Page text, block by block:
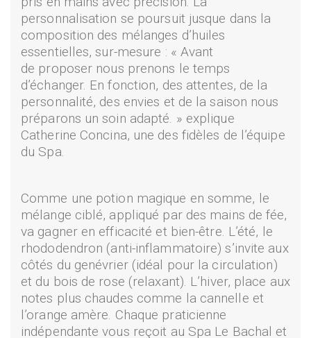
personnalisation se poursuit jusque dans la
composition des mélanges d’huiles
essentielles, sur-mesure : « Avant
de proposer nous prenons le temps
d’échanger. En fonction, des attentes, de la
personnalité, des envies et de la saison nous
préparons un soin adapté. » explique
Catherine Concina, une des fidèles de l’équipe
du Spa.
Comme une potion magique en somme, le
mélange ciblé, appliqué par des mains de fée,
va gagner en efficacité et bien-être. L’été, le
rhododendron (anti-inflammatoire) s’invite aux
côtés du genévrier (idéal pour la circulation)
et du bois de rose (relaxant). L’hiver, place aux
notes plus chaudes comme la cannelle et
l’orange amère. Chaque praticienne
indépendante vous reçoit au Spa Le Bachal et